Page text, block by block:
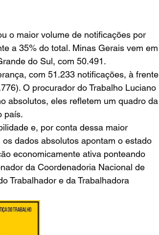
o maior volume de notificações por
a 35% do total. Minas Gerais vem em
do Sul, com 50.491.
com 51.233 notificações, à frente
O procurador do Trabalho Luciano
absolutos, eles refletem um quadro da
país.
e, por conta dessa maior
dados absolutos apontam o estado
economicamente ativa ponteando
da Coordenadoria Nacional de
Trabalhador e da Trabalhadora